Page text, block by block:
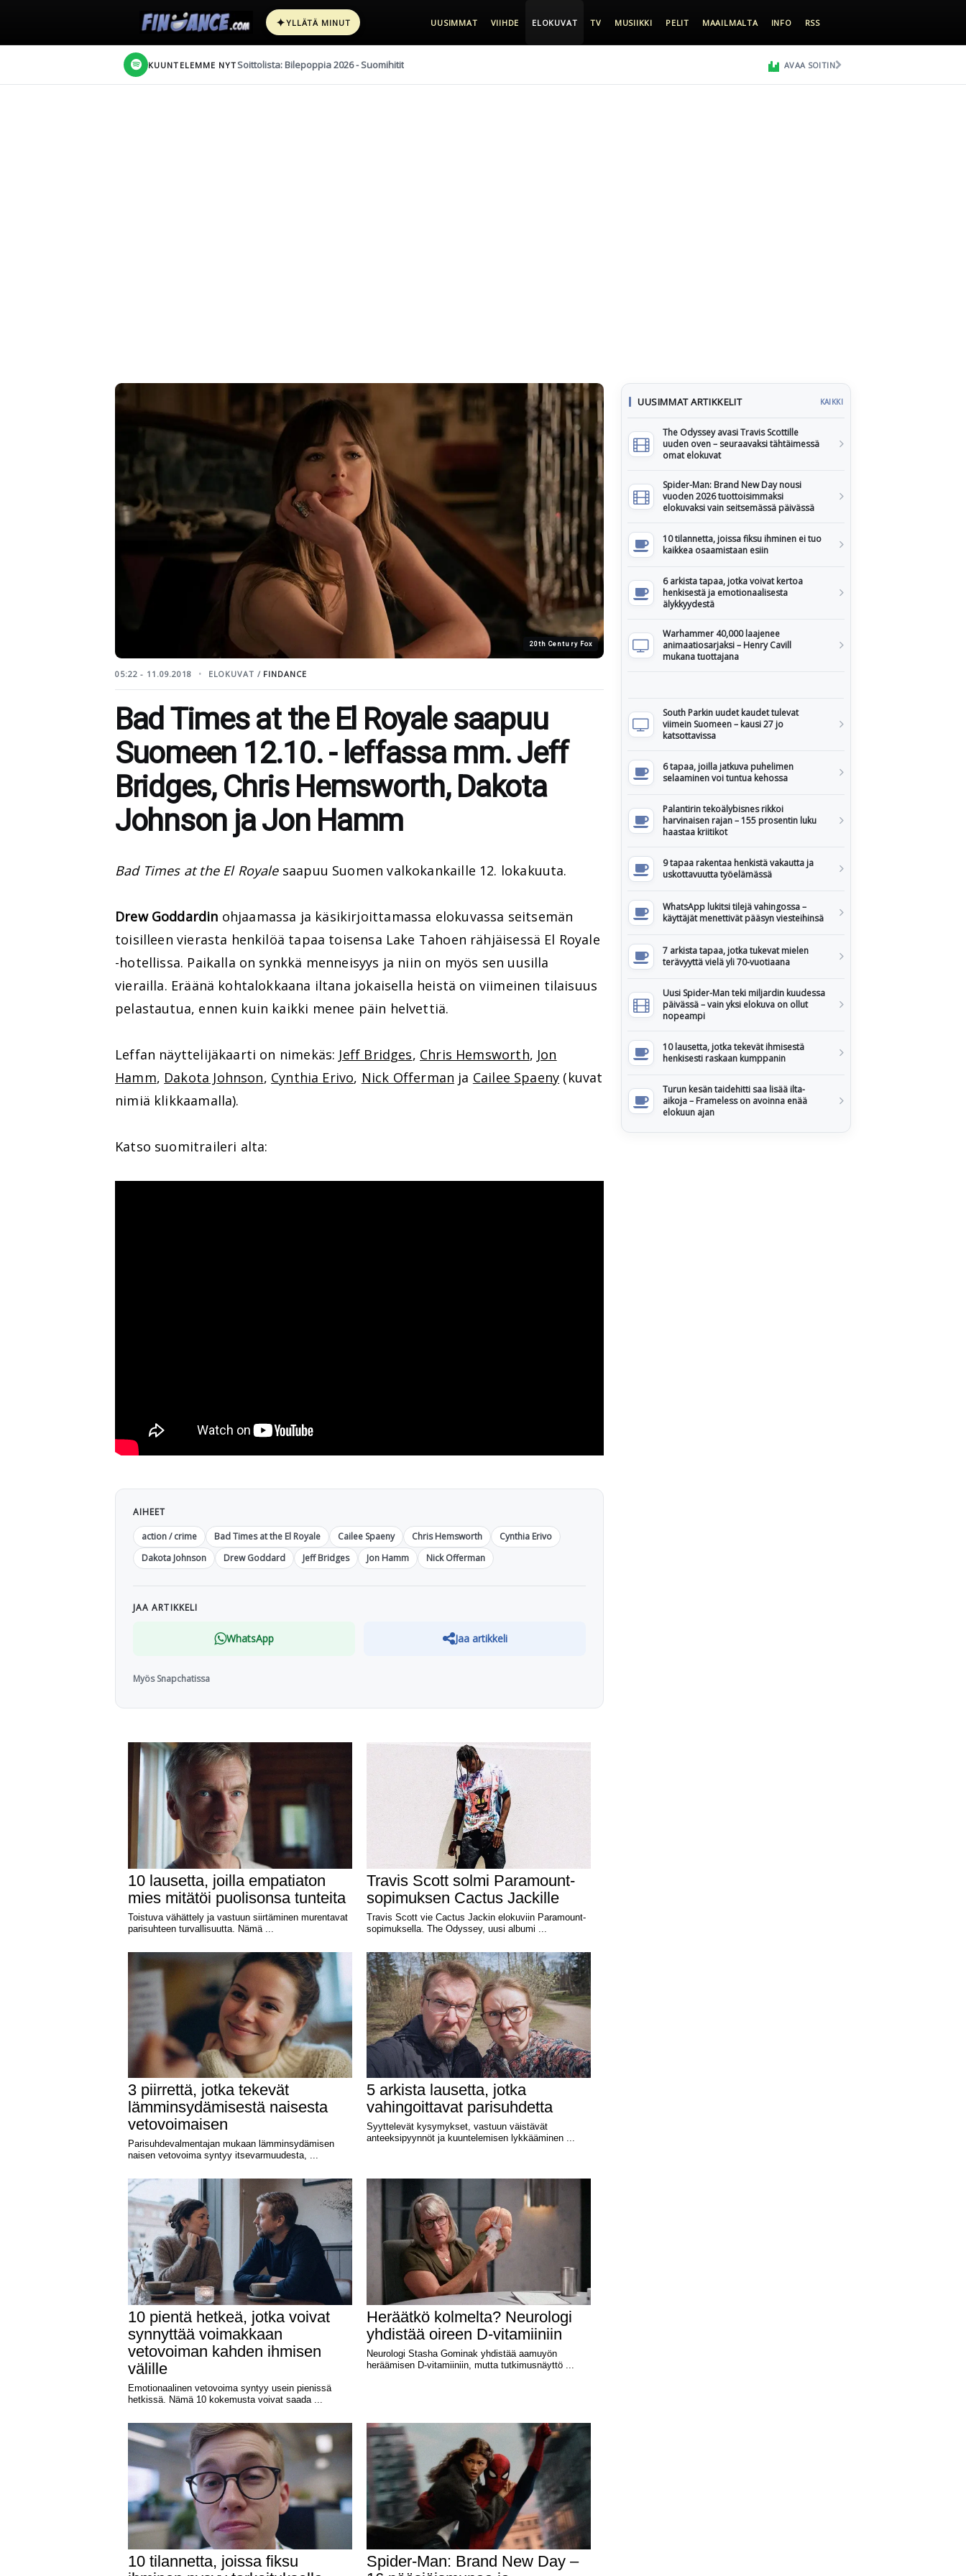
✦YLLÄTÄ MINUT UUSIMMAT VIIHDE ELOKUVAT TV MUSIIKKI PELIT MAAILMALTA INFO RSS
KUUNTELEMME NYT Soittolista: Bilepoppia 2026 - Suomihitit AVAA SOITIN
20th Century Fox
05:22 - 11.09.2018 ELOKUVAT / FINDANCE
Bad Times at the El Royale saapuu
Suomeen 12.10. - leffassa mm. Jeff
Bridges, Chris Hemsworth, Dakota
Johnson ja Jon Hamm
Bad Times at the El Royalesaapuu Suomen valkokankaille 12. lokakuuta.
Drew Goddardin ohjaamassa ja käsikirjoittamassa elokuvassa seitsemän
toisilleen vierasta henkilöä tapaa toisensa Lake Tahoen rähjäisessä El Royale
-hotellissa. Paikalla on synkkä menneisyys ja niin on myös sen uusilla
vierailla. Eräänä kohtalokkaana iltana jokaisella heistä on viimeinen tilaisuus
pelastautua, ennen kuin kaikki menee päin helvettiä.
Leffan näyttelijäkaarti on nimekäs: Jeff Bridges, Chris Hemsworth, Jon
Hamm, Dakota Johnson, Cynthia Erivo, Nick Offerman ja Cailee Spaeny (kuvat
nimiä klikkaamalla).
Katso suomitraileri alta:
AIHEET
action / crime
Bad Times at the El Royale Cailee Spaeny Chris Hemsworth
Cynthia Erivo
Dakota Johnson
Drew Goddard Jeff Bridges Jon Hamm Nick Offerman
JAA ARTIKKELI
WhatsApp Jaa artikkeli
Myös Snapchatissa
UUSIMMAT ARTIKKELIT KAIKKI
The Odyssey avasi Travis Scottille
uuden oven – seuraavaksi tähtäimessä
omat elokuvat
Spider-Man: Brand New Day nousi
vuoden 2026 tuottoisimmaksi
elokuvaksi vain seitsemässä päivässä
10 tilannetta, joissa fiksu ihminen ei tuo
kaikkea osaamistaan esiin
6 arkista tapaa, jotka voivat kertoa
henkisestä ja emotionaalisesta
älykkyydestä
Warhammer 40,000 laajenee
animaatiosarjaksi – Henry Cavill
mukana tuottajana
South Parkin uudet kaudet tulevat
viimein Suomeen – kausi 27 jo
katsottavissa
6 tapaa, joilla jatkuva puhelimen
selaaminen voi tuntua kehossa
Palantirin tekoälybisnes rikkoi
harvinaisen rajan – 155 prosentin luku
haastaa kriitikot
9 tapaa rakentaa henkistä vakautta ja
uskottavuutta työelämässä
WhatsApp lukitsi tilejä vahingossa –
käyttäjät menettivät pääsyn viesteihinsä
7 arkista tapaa, jotka tukevat mielen
terävyyttä vielä yli 70-vuotiaana
Uusi Spider-Man teki miljardin kuudessa
päivässä – vain yksi elokuva on ollut
nopeampi
10 lausetta, jotka tekevät ihmisestä
henkisesti raskaan kumppanin
Turun kesän taidehitti saa lisää ilta-
aikoja – Frameless on avoinna enää
elokuun ajan